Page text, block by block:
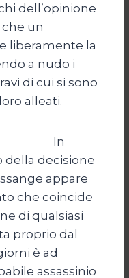
dell’opinione
un
liberamente la
a nudo i
di cui si sono
alleati.
In
della decisione
appare
che coincide
di qualsiasi
proprio dal
è ad
assassinio